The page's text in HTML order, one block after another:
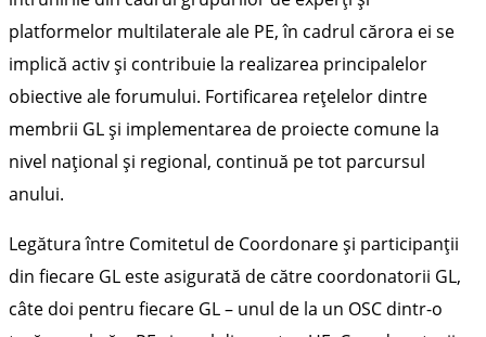
platformelor multilaterale ale PE, în cadrul cărora ei se
implică activ și contribuie la realizarea principalelor
obiective ale forumului. Fortificarea rețelelor dintre
membrii GL și implementarea de proiecte comune la
nivel național și regional, continuă pe tot parcursul
anului.
Legătura între Comitetul de Coordonare și participanții
din fiecare GL este asigurată de către coordonatorii GL,
câte doi pentru fiecare GL – unul de la un OSC dintr-o